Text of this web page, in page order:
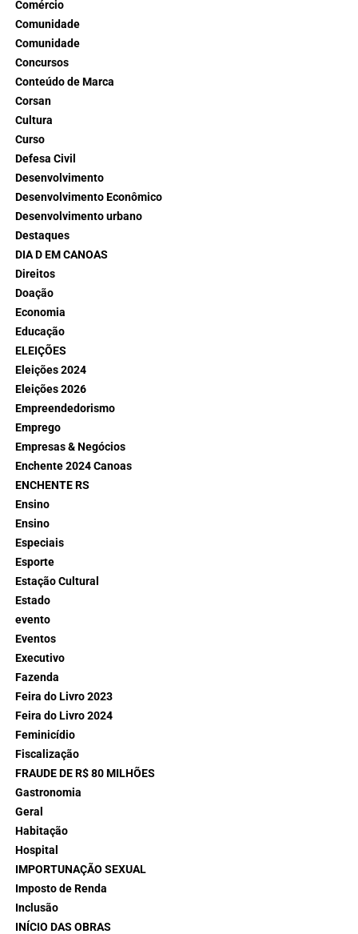
Comércio
Comunidade
Comunidade
Concursos
Conteúdo de Marca
Corsan
Cultura
Curso
Defesa Civil
Desenvolvimento
Desenvolvimento Econômico
Desenvolvimento urbano
Destaques
DIA D EM CANOAS
Direitos
Doação
Economia
Educação
ELEIÇÕES
Eleições 2024
Eleições 2026
Empreendedorismo
Emprego
Empresas & Negócios
Enchente 2024 Canoas
ENCHENTE RS
Ensino
Ensino
Especiais
Esporte
Estação Cultural
Estado
evento
Eventos
Executivo
Fazenda
Feira do Livro 2023
Feira do Livro 2024
Feminicídio
Fiscalização
FRAUDE DE R$ 80 MILHÕES
Gastronomia
Geral
Habitação
Hospital
IMPORTUNAÇÃO SEXUAL
Imposto de Renda
Inclusão
INÍCIO DAS OBRAS